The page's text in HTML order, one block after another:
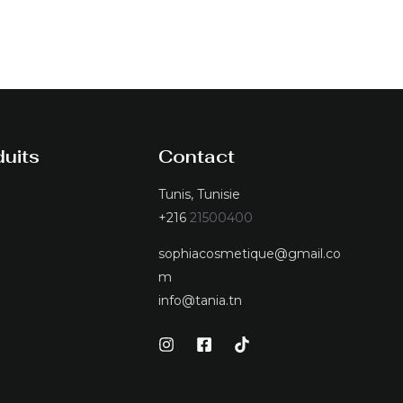
Contact
Tunis, Tunisie
+21621500400
sophiacosmetique@gmail.co
m
info@tania.tn